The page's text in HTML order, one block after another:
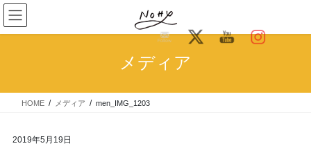
コ
ン
テ
ス
ナ
ビ
ゲ
ン
メディア
HOME メディア men_IMG_1203
2019年5月19日